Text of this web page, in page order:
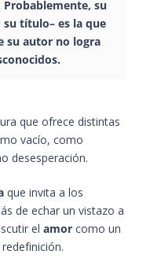
su
su título– es la que
su autor no logra
que ofrece distintas
vacío, como
desesperación.
que invita a los
de echar un vistazo a
el amor como un